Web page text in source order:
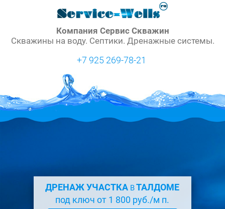
Компания Сервис Скважин
Скважины на воду. Септики. Дренажные системы.
+7 925 269-78-21
ДРЕНАЖ УЧАСТКА ВТАЛДОМЕ
под ключ от 1 800 руб./м п.